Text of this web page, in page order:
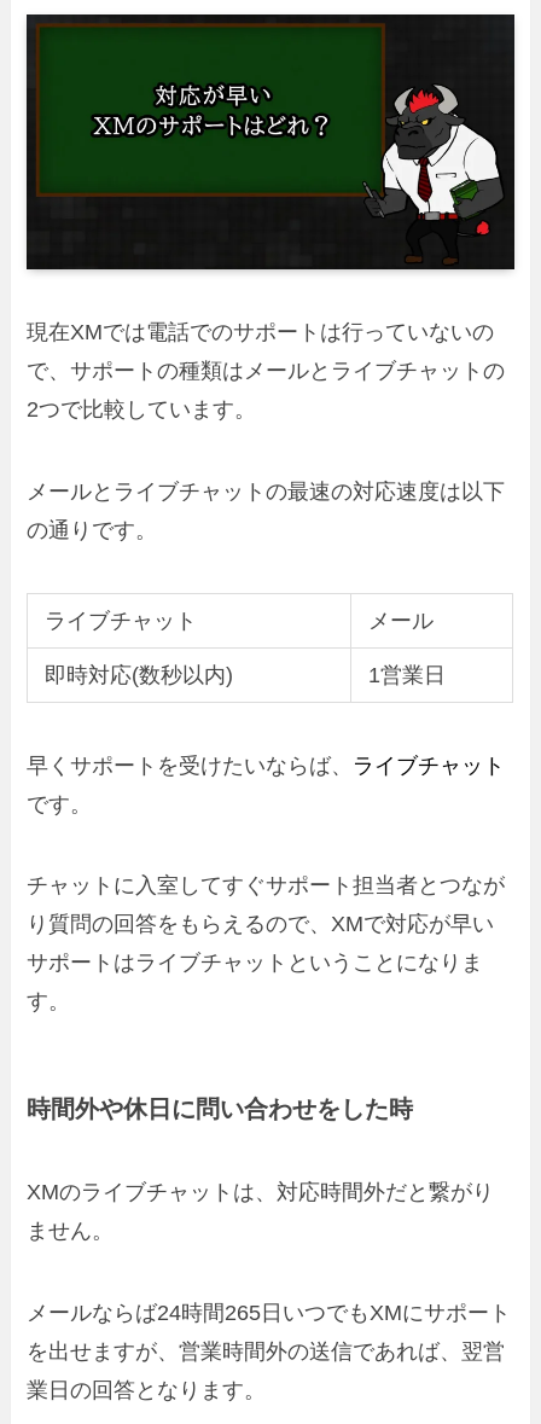
現在XMでは電話でのサポートは行っていないの
で、サポートの種類はメールとライブチャットの
2つで比較しています。
メールとライブチャットの最速の対応速度は以下
の通りです。
ライブチャット メール
即時対応(数秒以内) 1営業日
早くサポートを受けたいならば、 ライブチャット
です。
チャットに入室してすぐサポート担当者とつなが
り質問の回答をもらえるので、XMで対応が早い
サポートはライブチャットということになりま
す。
時間外や休日に問い合わせをした時
XMのライブチャットは、対応時間外だと繋がり
ません。
メールならば24時間265日いつでもXMにサポート
を出せますが、営業時間外の送信であれば、翌営
業日の回答となります。